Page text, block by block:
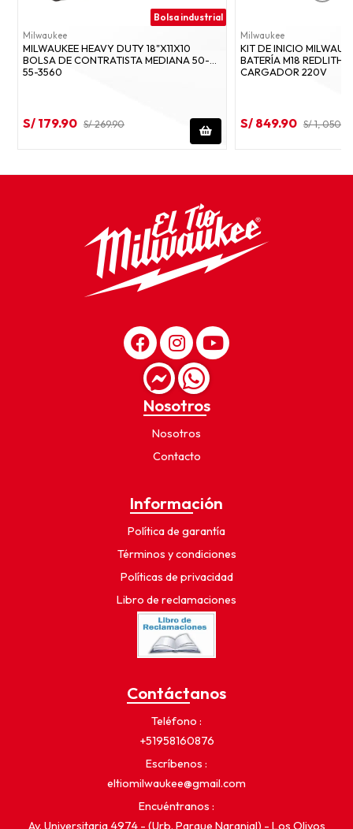
Bolsa industrial
Milwaukee
MILWAUKEE HEAVY DUTY 18"X11X10
BOLSA DE CONTRATISTA MEDIANA 50-
55-3560
S/ 179.90 S/ 269.90
Milwaukee
KIT DE INICIO
BATERÍA M18
CARGADOR 220V
S/ 849.90 S/ 1,
Nosotros
Nosotros
Contacto
Información
Política de garantía
Términos y condiciones
Políticas de privacidad
Libro de reclamaciones
Contáctanos
Teléfono
+51958160876
Escríbenos
eltiomilwaukee@gmail.com
Encuéntranos
Av. Universitaria 4974 - (Urb. Parque Naranjal) - Los Olivos